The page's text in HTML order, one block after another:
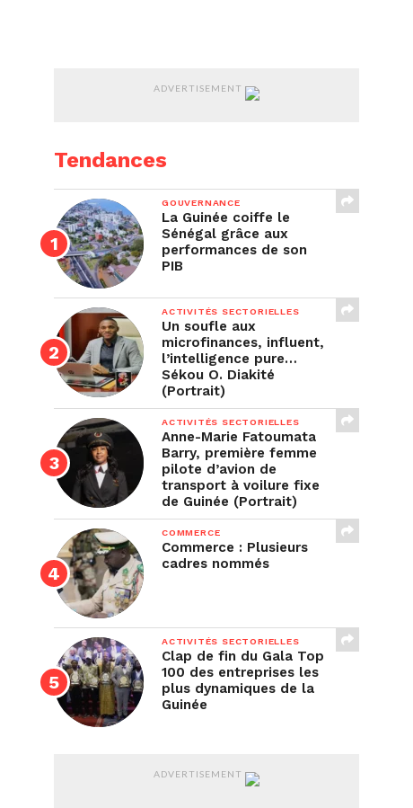
ADVERTISEMENT
Tendances
GOUVERNANCE
La Guinée coiffe le
Sénégal grâce aux
performances de son
PIB
ACTIVITÉS SECTORIELLES
Un soufle aux
microfinances, influent,
l’intelligence pure…
Sékou O. Diakité
(Portrait)
ACTIVITÉS SECTORIELLES
Anne-Marie Fatoumata
Barry, première femme
pilote d’avion de
transport à voilure fixe
de Guinée (Portrait)
COMMERCE
Commerce : Plusieurs
cadres nommés
ACTIVITÉS SECTORIELLES
Clap de fin du Gala Top
100 des entreprises les
plus dynamiques de la
Guinée
ADVERTISEMENT